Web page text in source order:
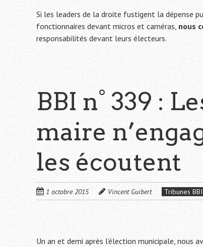
Si les leaders de la droite fustigent la dépense
fonctionnaires devant micros et caméras, nous
responsabilités devant leurs électeurs.
BBI n° 339 :
maire
les écoutent
1 octobre 2015 Vincent Guibert Tribunes BBI
Un an et demi après l’élection municipale,